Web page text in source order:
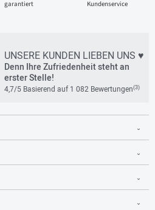
garantiert
Kundenservice
UNSERE KUNDEN LIEBEN UNS ♥
Denn Ihre Zufriedenheit steht an
erster Stelle!
4,7/5 Basierend auf 1 082 Bewertungen(3)